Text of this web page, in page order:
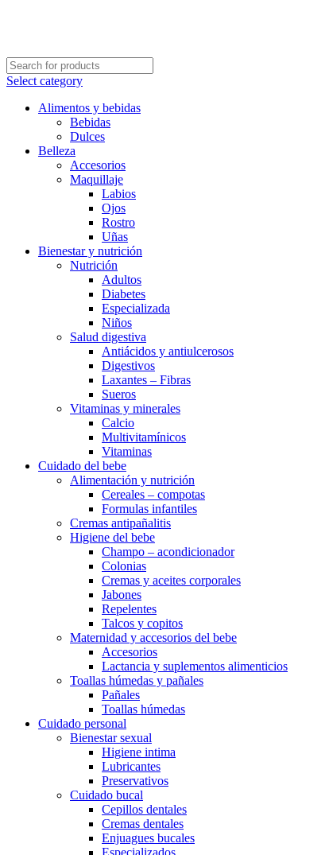
Select category
Alimentos y bebidas
Bebidas
Dulces
Belleza
Accesorios
Maquillaje
Labios
Ojos
Rostro
Uñas
Bienestar y nutrición
Nutrición
Adultos
Diabetes
Especializada
Niños
Salud digestiva
Antiácidos y antiulcerosos
Digestivos
Laxantes – Fibras
Sueros
Vitaminas y minerales
Calcio
Multivitamínicos
Vitaminas
Cuidado del bebe
Alimentación y nutrición
Cereales – compotas
Formulas infantiles
Cremas antipañalitis
Higiene del bebe
Champo – acondicionador
Colonias
Cremas y aceites corporales
Jabones
Repelentes
Talcos y copitos
Maternidad y accesorios del bebe
Accesorios
Lactancia y suplementos alimenticios
Toallas húmedas y pañales
Pañales
Toallas húmedas
Cuidado personal
Bienestar sexual
Higiene intima
Lubricantes
Preservativos
Cuidado bucal
Cepillos dentales
Cremas dentales
Enjuagues bucales
Especializados